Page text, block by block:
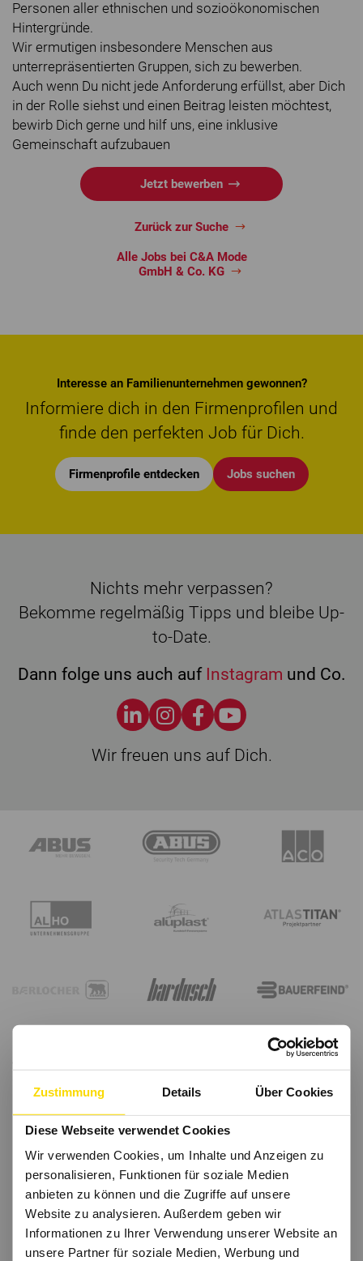
Zustimmung Details Über Cookies
Diese Webseite verwendet Cookies
Wir verwenden Cookies, um Inhalte und Anzeigen zu
personalisieren, Funktionen für soziale Medien
anbieten zu können und die Zugriffe auf unsere
Website zu analysieren. Außerdem geben wir
Informationen zu Ihrer Verwendung unserer Website an
unsere Partner für soziale Medien, Werbung und
Personen aller ethnischen und sozioökonomischen
Hintergründe.
Wir ermutigen insbesondere Menschen aus
unterrepräsentierten Gruppen, sich zu bewerben.
Auch wenn Du nicht jede Anforderung erfüllst, aber Dich
in der Rolle siehst und einen Beitrag leisten möchtest,
bewirb Dich gerne und hilf uns, eine inklusive
Gemeinschaft aufzubauen
Jetzt bewerben
Zurück zur Suche
Alle Jobs bei C&A Mode
GmbH & Co. KG
Interesse an Familienunternehmen gewonnen?
Informiere dich in den Firmenprofilen und
finde den perfekten Job für Dich.
Firmenprofile entdecken Jobs suchen
Nichts mehr verpassen?
Bekomme regelmäßig Tipps und bleibe Up-
to-Date.
Dann folge uns auch auf Instagram und Co.
Wir freuen uns auf Dich.